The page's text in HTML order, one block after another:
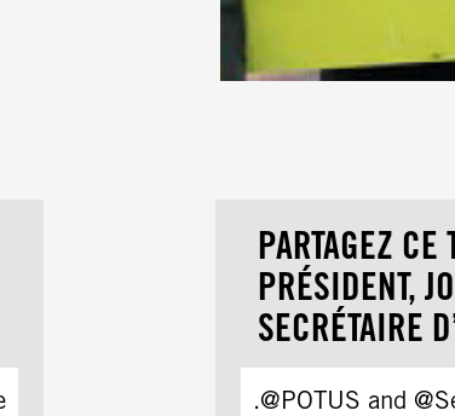
PARTAGEZ CE
PRÉSIDENT,
SECRÉTAIRE
.@POTUS and